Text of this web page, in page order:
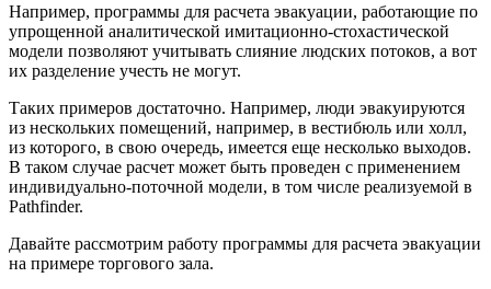
Например, программы для расчета эвакуации, работающие по
упрощенной аналитической имитационно-стохастической
модели позволяют учитывать слияние людских потоков, а вот
их разделение учесть не могут.
Таких примеров достаточно. Например, люди эвакуируются
из нескольких помещений, например, в вестибюль или холл,
из которого, в свою очередь, имеется еще несколько выходов.
В таком случае расчет может быть проведен с применением
индивидуально-поточной модели, в том числе реализуемой в
Pathfinder.
Давайте рассмотрим работу программы для расчета эвакуации
на примере торгового зала.